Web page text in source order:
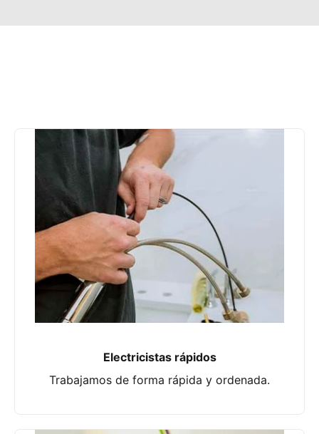
Electricistas rápidos
Trabajamos de forma rápida y ordenada.